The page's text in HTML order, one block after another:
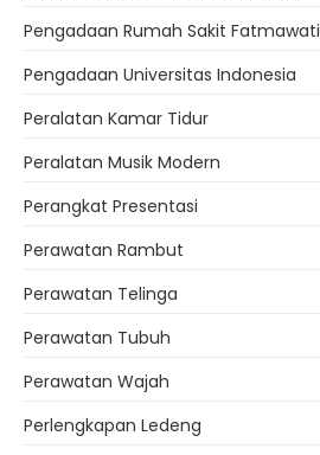
Pengadaan Rumah Sakit Fatmawati
Pengadaan Universitas Indonesia
Peralatan Kamar Tidur
Peralatan Musik Modern
Perangkat Presentasi
Perawatan Rambut
Perawatan Telinga
Perawatan Tubuh
Perawatan Wajah
Perlengkapan Ledeng